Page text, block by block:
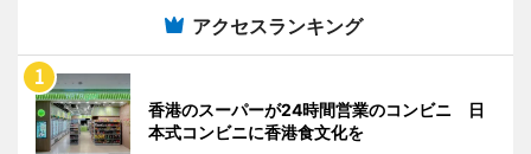
アクセスランキング
香港のスーパーが24時間営業のコンビニ 日
本式コンビニに香港食文化を